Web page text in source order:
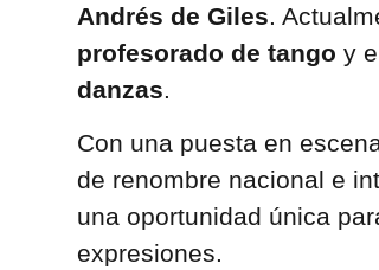
Andrés de Giles.
profesorado de tango y
danzas.
Con una puesta en
de renombre nacional e
una oportunidad única
expresiones.